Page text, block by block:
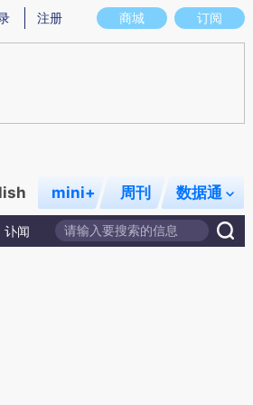
实意图存在偏差。不代表财新观点和立场。推荐
商城 订阅
注册
mini+ 周刊 数据通
讣闻